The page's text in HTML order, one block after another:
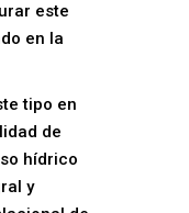
este
en la
tipo en
de
hídrico
y